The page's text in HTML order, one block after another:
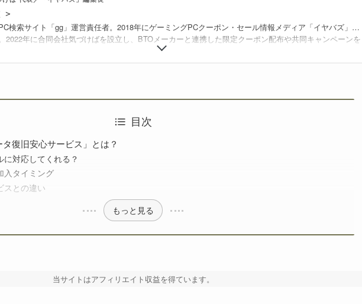
検索サイト「gg」運営責任者。2018年にゲーミングPCクーポン・セール情報メディア「イヤバズ」の
2022年に合同会社気づけばを設立し、BTOメーカーと連携した限定クーポン配布や共同キャンペーンを
国内最大級のゲーミングPC・BTO検索サイト「gg」を立ち上げ、価格/在庫/セール情報を整理・可視化
目次
タ復旧安心サービス」とは？
に対応してくれる？
入タイミング
スとの違い
もっと見る
当サイトはアフィリエイト収益を得ています。